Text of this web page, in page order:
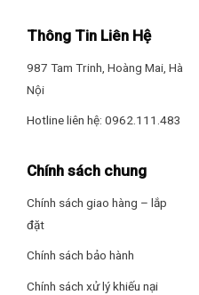
Thông Tin Liên Hệ
987 Tam Trinh, Hoàng Mai, Hà
Nội
Hotline liên hệ: 0962.111.483
Chính sách chung
Chính sách giao hàng – lắp
đặt
Chính sách bảo hành
Chính sách xử lý khiếu nại